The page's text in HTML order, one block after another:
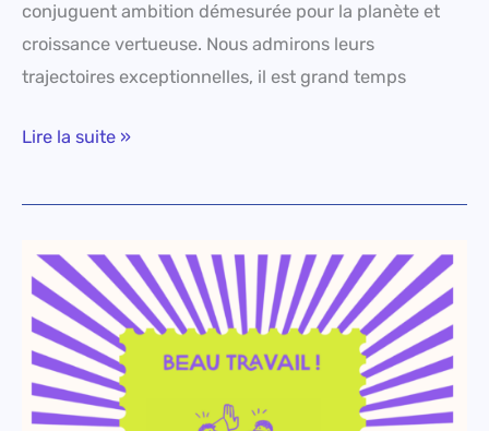
conjuguent ambition démesurée pour la planète et
croissance vertueuse. Nous admirons leurs
trajectoires exceptionnelles, il est grand temps
Lire la suite »
Beau
travail